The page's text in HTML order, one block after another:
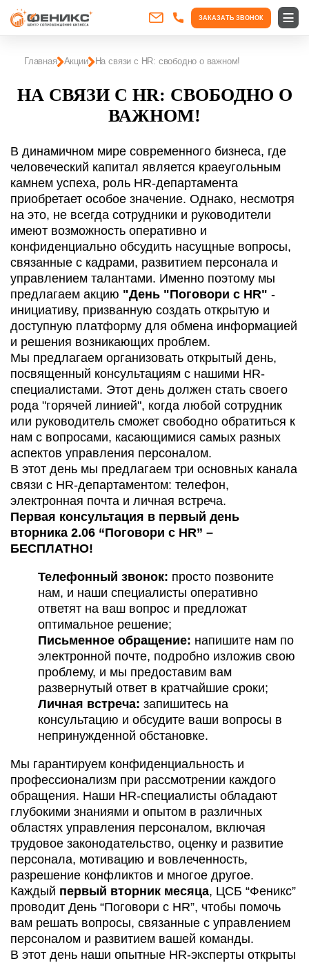
ЗАКАЗАТЬ ЗВОНОК
Главная Акции На связи с HR: свободно о важном!
НА СВЯЗИ С HR: СВОБОДНО О
ВАЖНОМ!
В динамичном мире современного бизнеса, где
человеческий капитал является краеугольным
камнем успеха, роль HR-департамента
приобретает особое значение. Однако, несмотря
на это, не всегда сотрудники и руководители
имеют возможность оперативно и
конфиденциально обсудить насущные вопросы,
связанные с кадрами, развитием персонала и
управлением талантами. Именно поэтому мы
предлагаем акцию "День "Поговори с HR" -
инициативу, призванную создать открытую и
доступную платформу для обмена информацией
и решения возникающих проблем.
Мы предлагаем организовать открытый день,
посвященный консультациям с нашими HR-
специалистами. Этот день должен стать своего
рода "горячей линией", когда любой сотрудник
или руководитель сможет свободно обратиться к
нам с вопросами, касающимися самых разных
аспектов управления персоналом.
В этот день мы предлагаем три основных канала
связи с HR-департаментом: телефон,
электронная почта и личная встреча.
Первая консультация в первый день
вторника 2.06 “Поговори с HR” –
БЕСПЛАТНО!
Телефонный звонок: просто позвоните
нам, и наши специалисты оперативно
ответят на ваш вопрос и предложат
оптимальное решение;
Письменное обращение: напишите нам по
электронной почте, подробно изложив свою
проблему, и мы предоставим вам
развернутый ответ в кратчайшие сроки;
Личная встреча: запишитесь на
консультацию и обсудите ваши вопросы в
непринужденной обстановке.
Мы гарантируем конфиденциальность и
профессионализм при рассмотрении каждого
обращения. Наши HR-специалисты обладают
глубокими знаниями и опытом в различных
областях управления персоналом, включая
трудовое законодательство, оценку и развитие
персонала, мотивацию и вовлеченность,
разрешение конфликтов и многое другое.
Каждый первый вторник месяца, ЦСБ “Феникс”
проводит День “Поговори с HR”, чтобы помочь
вам решать вопросы, связанные с управлением
персоналом и развитием вашей команды.
В этот день наши опытные HR-эксперты открыты